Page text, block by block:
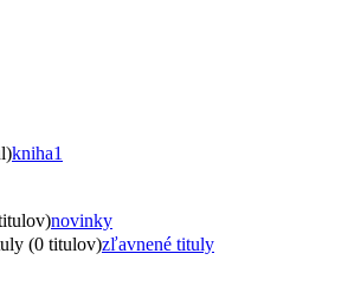
kniha1
novinky
(0 titulov)zľavnené tituly